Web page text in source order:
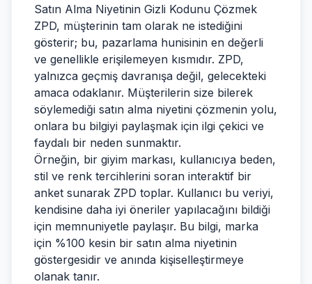
Satın Alma Niyetinin Gizli Kodunu Çözmek
ZPD, müşterinin tam olarak ne istediğini
gösterir; bu, pazarlama hunisinin en değerli
ve genellikle erişilemeyen kısmıdır. ZPD,
yalnızca geçmiş davranışa değil, gelecekteki
amaca odaklanır. Müşterilerin size bilerek
söylemediği satın alma niyetini çözmenin yolu,
onlara bu bilgiyi paylaşmak için ilgi çekici ve
faydalı bir neden sunmaktır.
Örneğin, bir giyim markası, kullanıcıya beden,
stil ve renk tercihlerini soran interaktif bir
anket sunarak ZPD toplar. Kullanıcı bu veriyi,
kendisine daha iyi öneriler yapılacağını bildiği
için memnuniyetle paylaşır. Bu bilgi, marka
için %100 kesin bir satın alma niyetinin
göstergesidir ve anında kişiselleştirmeye
olanak tanır.